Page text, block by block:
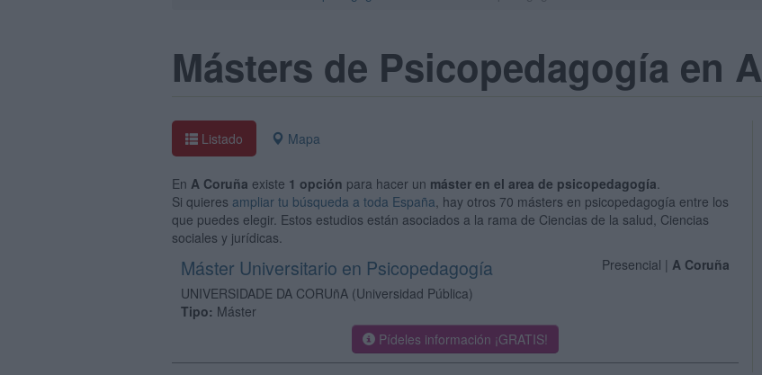
Másters de Psicopedagogía en
Listado Mapa
En A Coruña existe 1 opción para hacer un máster en el area de psicopedagogía.
Si quieres ampliar tu búsqueda a toda España, hay otros 70 másters en psicopedagogía entre los
que puedes elegir. Estos estudios están asociados a la rama de Ciencias de la salud, Ciencias
sociales y jurídicas.
Presencial |A Coruña
Máster Universitario en Psicopedagogía
UNIVERSIDADE DA CORUñA (Universidad Pública)
Tipo: Máster
Pídeles información ¡GRATIS!